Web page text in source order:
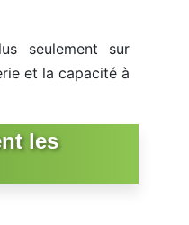
seulement sur
et la capacité à
les